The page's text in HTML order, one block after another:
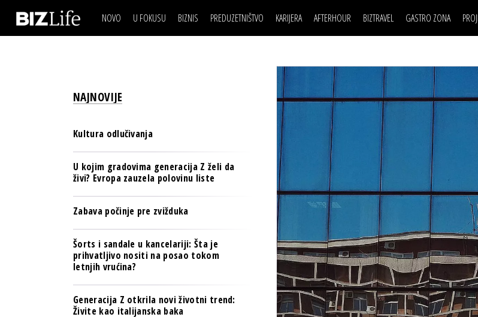
NOVO U FOKUSU BIZNIS
BREND I KOMUNIKACIJE
OSIGURANJE
TECH I AI
PULS REGIONA
NOVO NA RAFU
PREDUZETNIŠTVO KARIJERA
LJUDI (HR)
MOJ UGAO
USAVRŠAVANJE
KNOW-HOW
AFTERHOUR
KNJIGE
AUTO SVET
STIL
WELLBEING
BIZTRAVEL GASTRO ZONA
IZJAVA DANABIZNIS SCENA
BREND I KOMUNIKACIJE
TECH I AI
BIZNIS & SPORT
POSAO
MOJ UGAO
USAVRŠAVANJE
KNOW-HOW
FILM I SCENA
AUTO SVET
STIL
WELLBEING
NAJNOVIJE
Kultura odlučivanja
U kojim gradovima generacija Z želi da
živi? Evropa zauzela polovinu liste
Zabava počinje pre zvižduka
Šorts i sandale u kancelariji: Šta je
prihvatljivo nositi na posao tokom
letnjih vrućina?
Generacija Z otkrila novi životni trend:
Živite kao italijanska baka